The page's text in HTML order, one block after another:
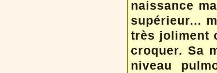
naissance
supérieur...
très joliment
croquer. Sa
niveau